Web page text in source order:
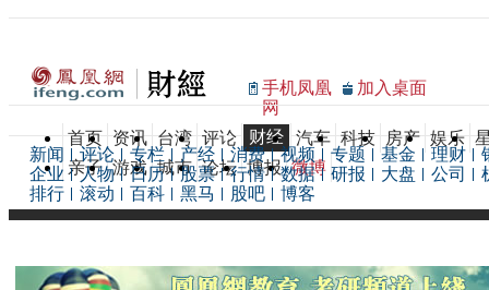
手机凤凰
网
加入桌面
首页 资讯 台湾 评论 财经 汽车 科技 房产 娱乐
亲子 游戏 城市 论坛 博报 微博
新闻 评论 专栏 产经 消费 视频 专题 基金 理财
企业
人物 日历 股票 行情 数据 研报 大盘 公司
排行
滚动 百科 黑马 股吧 博客